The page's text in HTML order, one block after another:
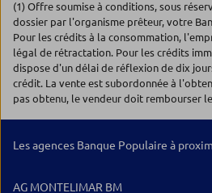
(1) Offre soumise à conditions, sous
dossier par l'organisme prêteur, votre
Pour les crédits à la consommation,
légal de rétractation. Pour les crédits
dispose d'un délai de réflexion de dix
crédit. La vente est subordonnée à
pas obtenu, le vendeur doit rembourser
Les agences Banque Populaire à
AG MONTELIMAR BM